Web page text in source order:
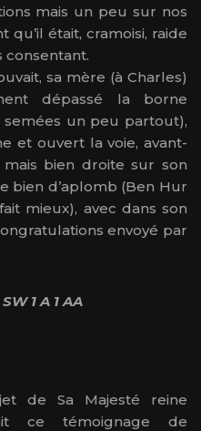
mais un peu sur nos
était, cramoisi, raide
consentant.
sa mère (à Charles)
dépassé la borne
un peu partout),
et ouvert la voie, avant-
bien droite sur son
bien d’aplomb (Ben Hur
mieux), avec dans son
envoyé par
1 A 1 AA
de Sa Majesté reine
ce témoignage de